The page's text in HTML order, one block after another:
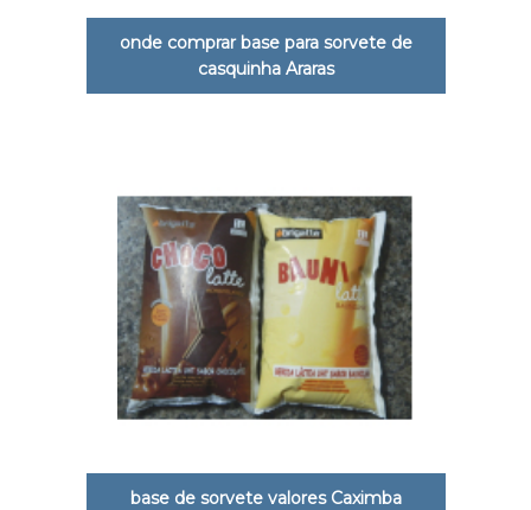
onde comprar base para sorvete de
casquinha Araras
base de sorvete valores Caximba